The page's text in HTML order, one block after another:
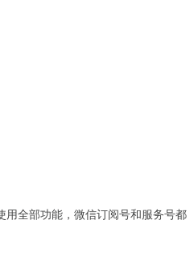
全部功能，微信订阅号和服务号都